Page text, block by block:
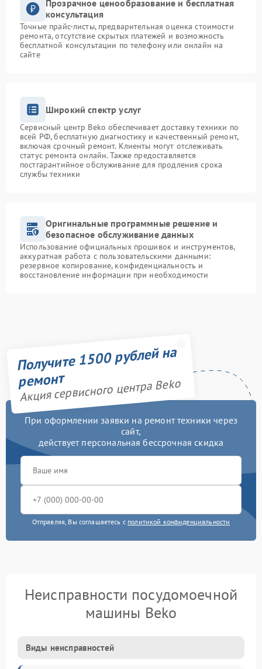
Прозрачное ценообразование и бесплатная
консультация
Точные прайс-листы, предварительная оценка стоимости
ремонта, отсутствие скрытых платежей и возможность
бесплатной консультации по телефону или онлайн на
сайте
Широкий спектр услуг
Сервисный центр Beko обеспечивает доставку техники по
всей РФ, бесплатную диагностику и качественный ремонт,
включая срочный ремонт. Клиенты могут отслеживать
статус ремонта онлайн. Также предоставляется
постгарантийное обслуживание для продления срока
службы техники
Оригинальные программные решение и
безопасное обслуживание данных
Использование официальных прошивок и инструментов,
аккуратная работа с пользовательскими данными:
резервное копирование, конфиденциальность и
восстановление информации при необходимости
Получите 1500 рублей на
ремонт
Акция сервисного центра Beko
При оформлении заявки на ремонт техники через
сайт,
действует персональная бессрочная скидка
Отправляя, Вы соглашаетесь с политикой конфиденциальности
Неисправности посудомоечной
машины Beko
Виды неисправностей